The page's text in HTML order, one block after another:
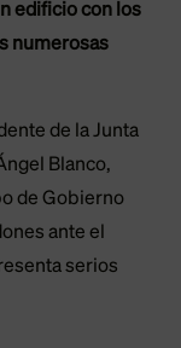
edificio con los
numerosas
de la Junta
Blanco,
de Gobierno
ante el
serios